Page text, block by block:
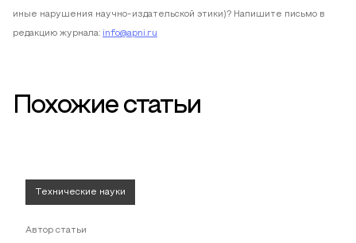
иные нарушения научно-издательской этики)? Напишите письмо в
редакцию журнала: info@apni.ru
Похожие статьи
Технические науки
Автор статьи